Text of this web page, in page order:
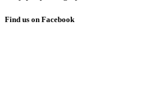
Find us on Facebook